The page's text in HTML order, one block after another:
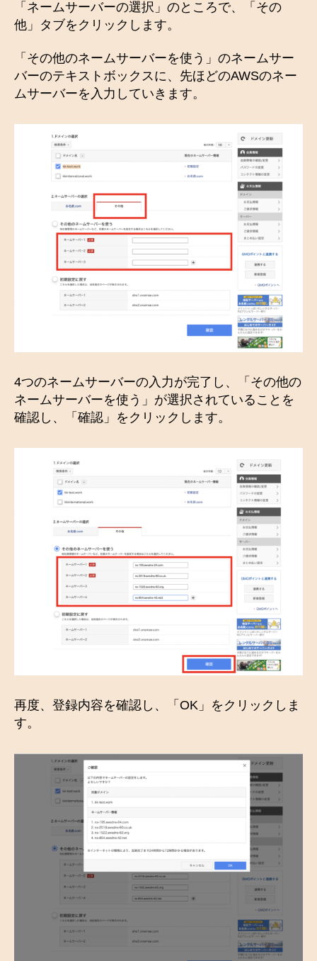
「ネームサーバーの選択」のところで、「その
他」タブをクリックします。
「その他のネームサーバーを使う」のネームサー
バーのテキストボックスに、先ほどのAWSのネー
ムサーバーを入力していきます。
4つのネームサーバーの入力が完了し、「その他の
ネームサーバーを使う」が選択されていることを
確認し、「確認」をクリックします。
再度、登録内容を確認し、「OK」をクリックしま
す。